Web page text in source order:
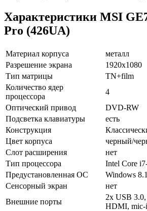
Характеристики MSI
Pro (426UA)
Материал корпуса
металл
Разрешение экрана
1920x1080
Тип матрицы
TN+film
Количество ядер
процессора
4
Оптический привод
DVD-RW
Подсветка клавиатуры
есть
Конструкция
Цвет корпуса
черный/
Слот расширения
нет
Тип процессора
Intel Core
Предустановленная ОС
Windows
Сенсорный экран
нет
Внешние порты
2x USB
HDMI, mic-